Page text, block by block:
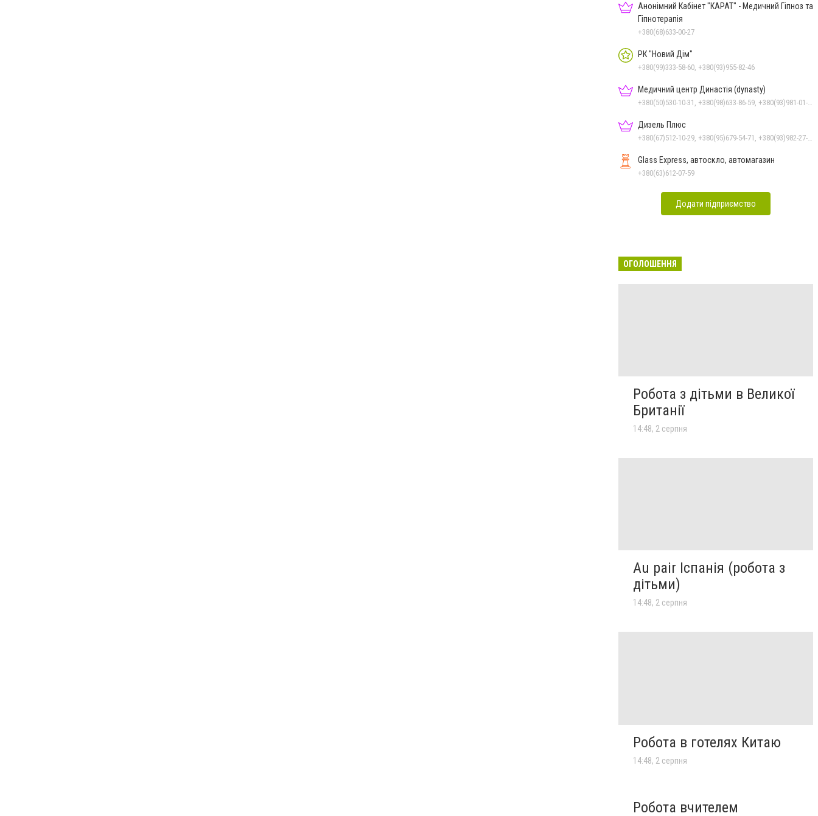
Анонімний Кабінет "КАРАТ" - Медичний Гіпноз та
Гіпнотерапія
+380(68)633-00-27
РК "Новий Дім"
+380(99)333-58-60, +380(93)955-82-46
Медичний центр Династія (dynasty)
Дизель Плюс
Glass Express, автоскло, автомагазин
+380(63)612-07-59
Додати підприємство
ОГОЛОШЕННЯ
Робота з дітьми в Великої
Британії
14:48, 2 серпня
Au pair Іспанія (робота з
дітьми)
14:48, 2 серпня
Робота в готелях Китаю
14:48, 2 серпня
Робота вчителем